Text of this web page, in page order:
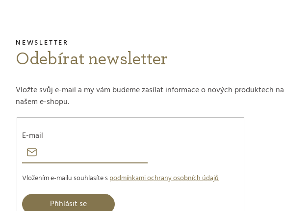
Odebírat newsletter
Vložte svůj e-mail a my vám budeme zasílat informace o nových produktech na
našem e-shopu.
E-mail
Vložením e-mailu souhlasíte spodmínkami ochrany osobních údajů
Přihlásit se